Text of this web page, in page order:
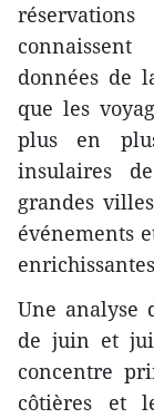
données de
que les
plus en
insulaires
grandes
événements
Une analyse
de juin et
concentre
côtières et